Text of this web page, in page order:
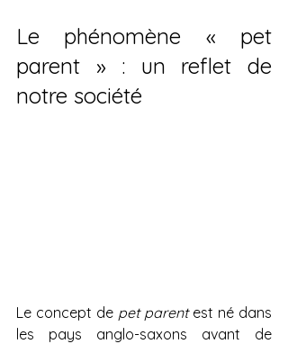
Le phénomène « pet
parent » : un reflet de
notre société
Le concept de pet parent est né dans
les pays anglo-saxons avant de